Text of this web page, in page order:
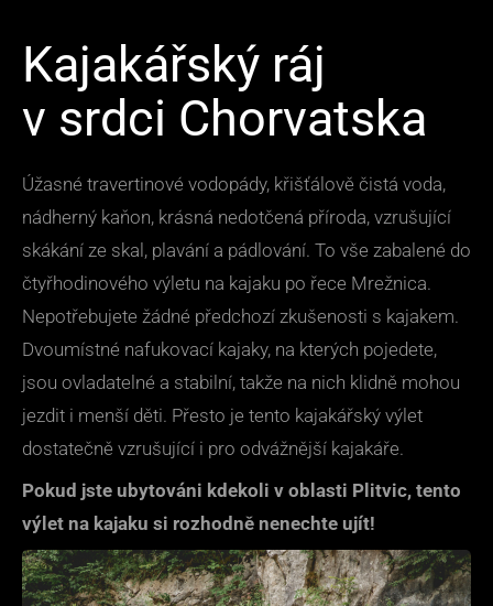
Kajakářský ráj
v srdci Chorvatska
Úžasné travertinové vodopády, křišťálově čistá voda,
nádherný kaňon, krásná nedotčená příroda, vzrušující
skákání ze skal, plavání a pádlování. To vše zabalené do
čtyřhodinového výletu na kajaku po řece Mrežnica.
Nepotřebujete žádné předchozí zkušenosti s kajakem.
Dvoumístné nafukovací kajaky, na kterých pojedete,
jsou ovladatelné a stabilní, takže na nich klidně mohou
jezdit i menší děti. Přesto je tento kajakářský výlet
dostatečně vzrušující i pro odvážnější kajakáře.
Pokud jste ubytováni kdekoli v oblasti Plitvic, tento
výlet na kajaku si rozhodně nenechte ujít!